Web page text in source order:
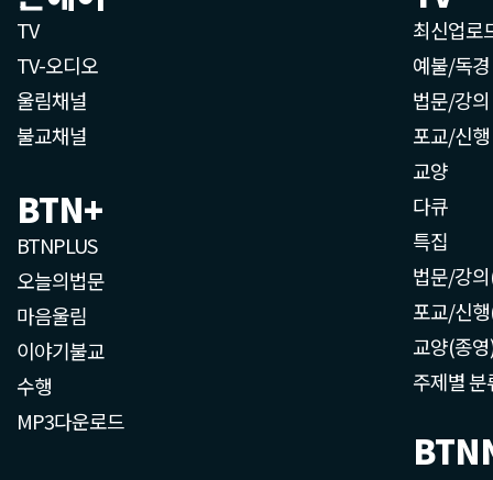
TV
TV-오디오
울림채널
불교채널
BTN+
BTNPLUS
오늘의법문
마음울림
이야기불교
수행
MP3다운로드
최신업로
예불/독경
법문/강의
포교/신행
교양
다큐
특집
법문/강
포교/신
교양(종
주제별 분